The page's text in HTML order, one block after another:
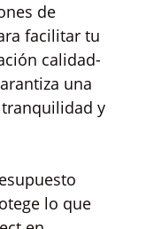
de
facilitar tu
calidad-
una
y
lo que